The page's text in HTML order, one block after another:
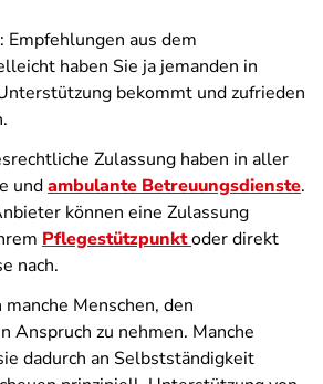
aus dem
haben Sie ja jemanden in
bekommt und zufrieden
Zulassung haben in aller
undambulante Betreuungsdienste.
können eine Zulassung
Pflegestützpunktoder direkt
nach.
Menschen, den
Anspruch zu nehmen. Manche
dadurch an Selbstständigkeit